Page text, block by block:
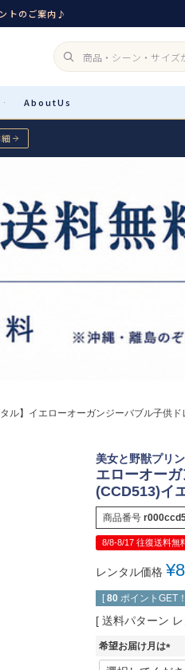
トのご案内♪
· AboutUs
選ぶ →
3
07 販売・共通の
品質・返品・お
08 送料・お支払
09
電話・メール・
→
タル】イエローオーガンジーバブル子供
美女と野獣プリ
エローオー
(CCD513)イ
商品番号
8/8-8/17 往復送料無
レンタル価格 ¥
[ 80 ポイントGET
送料パターン
希望お届け月は
(